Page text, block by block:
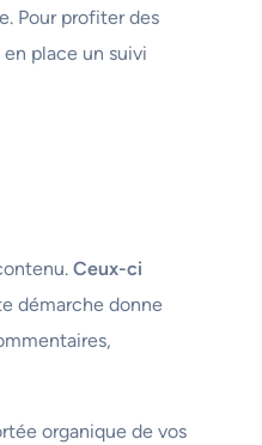
Pour profiter des
place un suivi
Ceux-ci
démarche donne
organique de vos